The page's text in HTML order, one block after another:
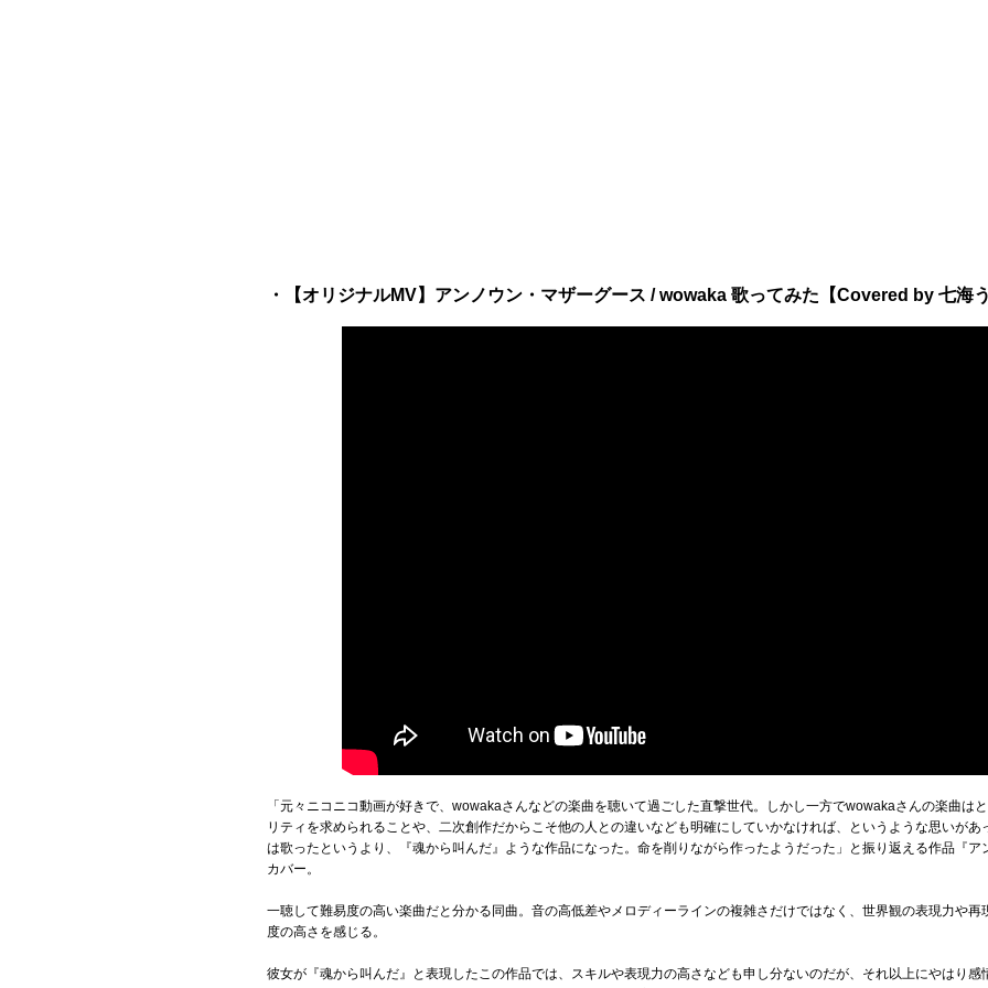
・【オリジナルMV】アンノウン・マザーグース / wowaka 歌ってみた【Covered by 七海
「元々ニコニコ動画が好きで、wowakaさんなどの楽曲を聴いて過ごした直撃世代。しかし一方でwowakaさんの楽曲は
リティを求められることや、二次創作だからこそ他の人との違いなども明確にしていかなければ、というような思いが
は歌ったというより、『魂から叫んだ』ような作品になった。命を削りながら作ったようだった」と振り返える作品『
カバー。
一聴して難易度の高い楽曲だと分かる同曲。音の高低差やメロディーラインの複雑さだけではなく、世界観の表現力や
度の高さを感じる。
彼女が『魂から叫んだ』と表現したこの作品では、スキルや表現力の高さなども申し分ないのだが、それ以上にやはり